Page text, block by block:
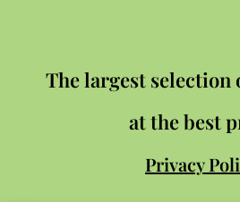
The largest selection
at the best
Privacy